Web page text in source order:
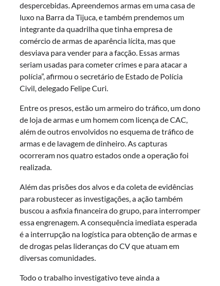
despercebidas. Apreendemos armas em uma casa de
luxo na Barra da Tijuca, e também prendemos um
integrante da quadrilha que tinha empresa de
comércio de armas de aparência lícita, mas que
desviava para vender para a facção. Essas armas
seriam usadas para cometer crimes e para atacar a
polícia”, afirmou o secretário de Estado de Polícia
Civil, delegado Felipe Curi.
Entre os presos, estão um armeiro do tráfico, um dono
de loja de armas e um homem com licença de CAC,
além de outros envolvidos no esquema de tráfico de
armas e de lavagem de dinheiro. As capturas
ocorreram nos quatro estados onde a operação foi
realizada.
Além das prisões dos alvos e da coleta de evidências
para robustecer as investigações, a ação também
buscou a asfixia financeira do grupo, para interromper
essa engrenagem. A consequência imediata esperada
é a interrupção na logística para obtenção de armas e
de drogas pelas lideranças do CV que atuam em
diversas comunidades.
Todo o trabalho investigativo teve ainda a